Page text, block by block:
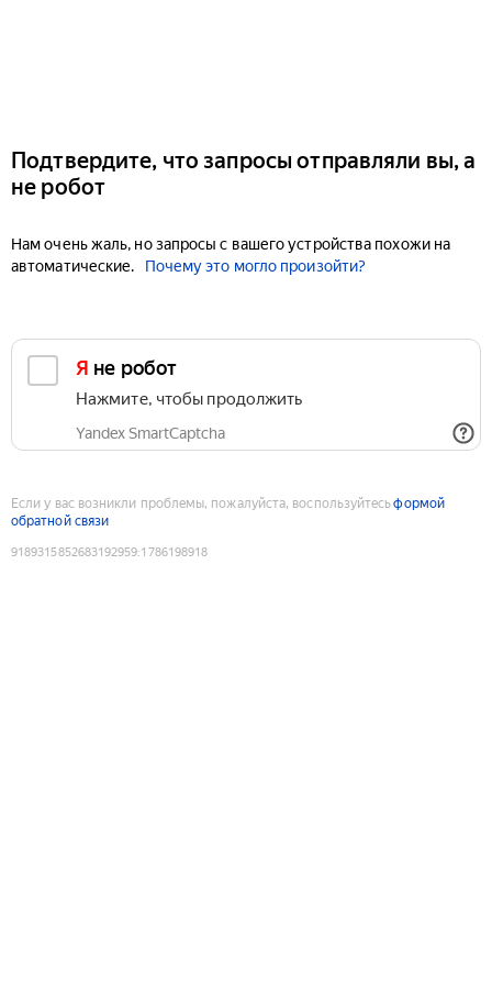
Подтвердите, что запросы отправляли вы, а
не робот
Нам очень жаль, но запросы с вашего устройства похожи на
автоматические.
Почему это могло произойти?
Я не робот
Нажмите, чтобы продолжить
Yandex SmartCaptcha
Если у вас возникли проблемы, пожалуйста, воспользуйтесьформой
обратной связи
9189315852683192959:1786198918